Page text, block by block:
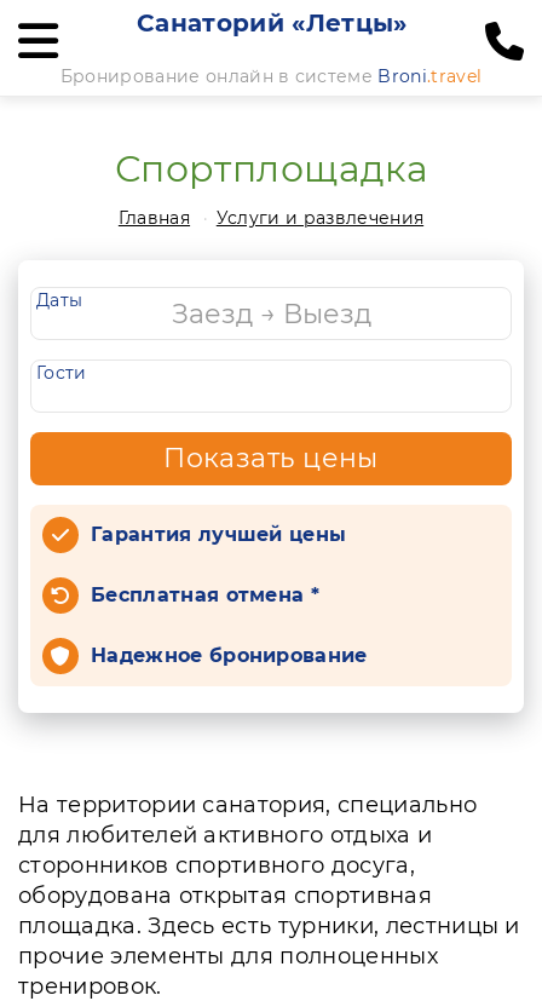
Санаторий «Летцы»
Бронирование онлайн в системе Broni.travel
Спортплощадка
Главная Услуги и развлечения
Даты
Гости
Показать цены
Гарантия лучшей цены
Бесплатная отмена *
Надежное бронирование
На территории санатория, специально
для любителей активного отдыха и
сторонников спортивного досуга,
оборудована открытая спортивная
площадка. Здесь есть турники, лестницы и
прочие элементы для полноценных
тренировок.